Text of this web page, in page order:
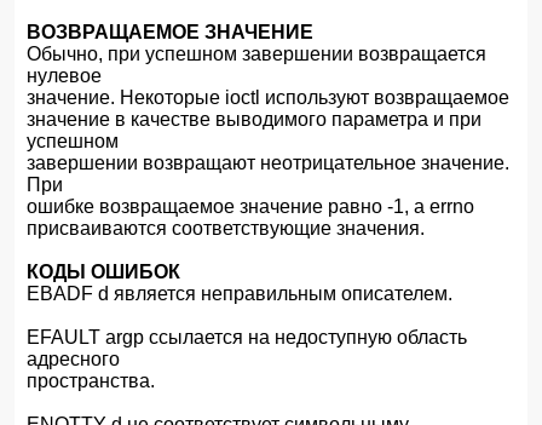
ВОЗВРАЩАЕМОЕ ЗНАЧЕНИЕ
Обычно, при успешном завершении возвращается
нулевое
значение. Некоторые ioctl используют возвращаемое
значение в качестве выводимого параметра и при
успешном
завершении возвращают неотрицательное значение.
При
ошибке возвращаемое значение равно -1, а errno
присваиваются соответствующие значения.
КОДЫ ОШИБОК
EBADF d является неправильным описателем.
EFAULT argp ссылается на недоступную область
адресного
пространства.